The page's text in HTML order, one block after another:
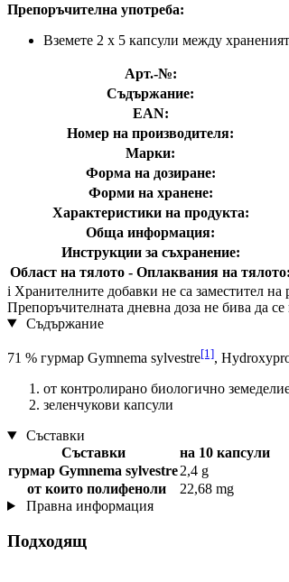
Препоръчителна употреба:
Вземете 2 х 5 капсули между
Арт.-№:
Съдържание:
EAN:
Номер на производителя:
Марки:
Форма на дозиране:
Форми на хранене:
Характеристики на продукта:
Обща информация:
Инструкции за съхранение:
Област на тялото - Оплаквания на тялото:
i Хранителните добавки не са заместител на
Препоръчителната дневна доза не бива да
Съдържание
71 % гурмар Gymnema sylvestre[1],
от контролирано биологично
зеленчукови капсули
Съставки
Съставки
на 10 капсули
гурмар Gymnema sylvestre2,4 g
от които полифеноли
22,68 mg
Правна информация
Подходящ